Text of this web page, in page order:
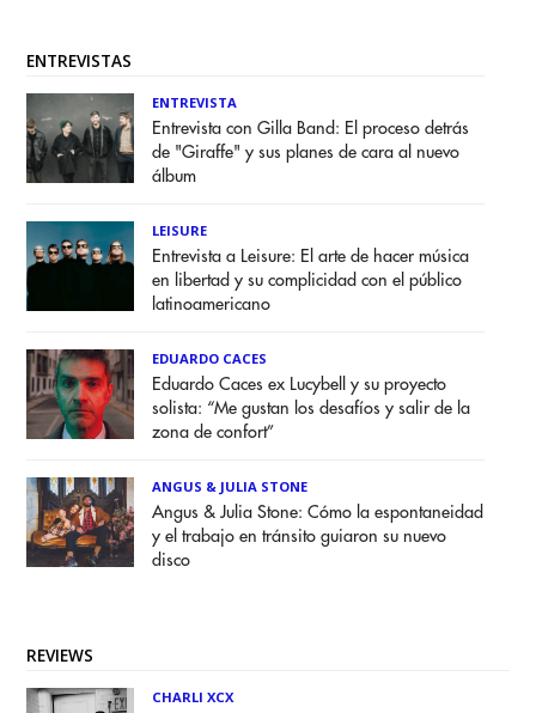
ENTREVISTAS
ENTREVISTA
Entrevista con Gilla Band: El proceso detrás
de "Giraffe" y sus planes de cara al nuevo
álbum
LEISURE
Entrevista a Leisure: El arte de hacer música
en libertad y su complicidad con el público
latinoamericano
EDUARDO CACES
Eduardo Caces ex Lucybell y su proyecto
solista: “Me gustan los desafíos y salir de la
zona de confort”
ANGUS & JULIA STONE
Angus & Julia Stone: Cómo la espontaneidad
y el trabajo en tránsito guiaron su nuevo
disco
REVIEWS
CHARLI XCX